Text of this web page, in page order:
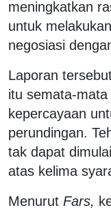
meningkatkan
untuk
negosiasi
Laporan
itu semata-
kepercayaan
perundingan.
tak dapat
atas kelima
Menurut Fars,